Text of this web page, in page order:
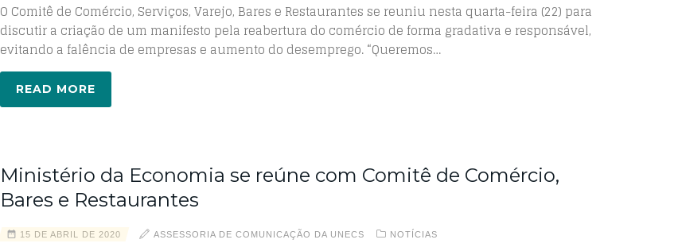
O Comitê de Comércio, Serviços, Varejo, Bares e Restaurantes se reuniu nesta quarta-feira (22) para
discutir a criação de um manifesto pela reabertura do comércio de forma gradativa e responsável,
evitando a falência de empresas e aumento do desemprego. “Queremos…
READ MORE
Ministério da Economia se reúne com Comitê de Comércio,
Bares e Restaurantes
15 DE ABRIL DE 2020 ASSESSORIA DE COMUNICAÇÃO DA UNECS NOTÍCIAS